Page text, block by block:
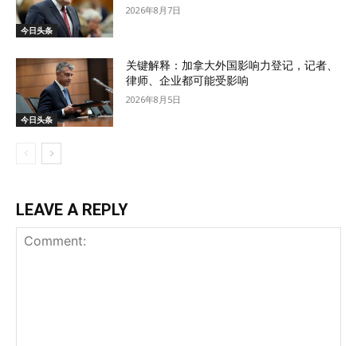
今日头条
2026年8月7日
今日头条
关键解释：加拿大外国影响力登记，记者、
律师、企业都可能受影响
2026年8月5日
LEAVE A REPLY